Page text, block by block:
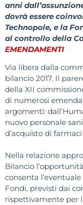
anni
dovrà essere
Technopole, e la
al controllo della
EMENDAMENTI
Via libera dalla
bilancio 2017. Il
della XII
di numerosi
argomenti:
nuovo personale
d’acquisto di
Nella relazione
Bilancio
consenta l’eventuale
Fondi, previsti dai
rispettivamente per